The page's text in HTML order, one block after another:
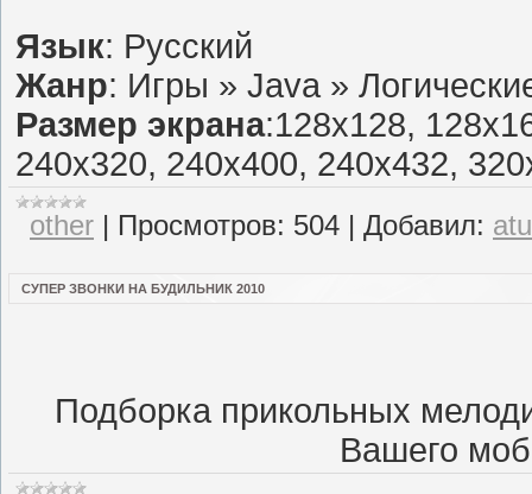
Язык: Русский
Жанр: Игры » Java »
Размер экрана:128x128,
240x320, 240x400, 240x432,
other | Просмотров: 504 | Добавил:
СУПЕР ЗВОНКИ НА БУДИЛЬНИК 2010
Подборка прикольных
Вашего